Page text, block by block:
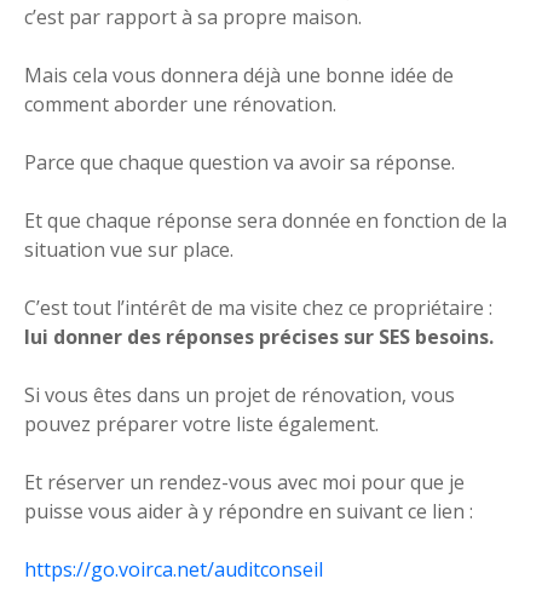
c’est par rapport à sa propre maison.
Mais cela vous donnera déjà une bonne idée de
comment aborder une rénovation.
Parce que chaque question va avoir sa réponse.
Et que chaque réponse sera donnée en fonction de la
situation vue sur place.
C’est tout l’intérêt de ma visite chez ce propriétaire :
lui donner des réponses précises sur SES besoins.
Si vous êtes dans un projet de rénovation, vous
pouvez préparer votre liste également.
Et réserver un rendez-vous avec moi pour que je
puisse vous aider à y répondre en suivant ce lien :
https://go.voirca.net/auditconseil